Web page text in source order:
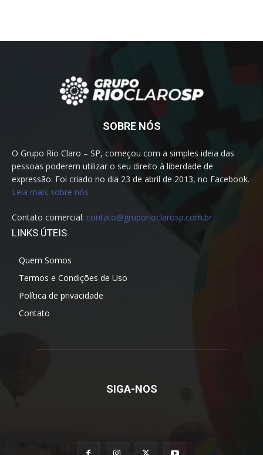
SOBRE NÓS
O Grupo Rio Claro – SP, começou com a simples ideia das
pessoas poderem utilizar o seu direito à liberdade de
expressão. Foi criado no dia 23 de abril de 2013, no Facebook.
Leia mais sobre nós
Contato comercial: contato@gruporioclarosp.com.br
LINKS ÚTEIS
Quem Somos
Termos e Condições de Uso
Política de privacidade
Contato
SIGA-NOS